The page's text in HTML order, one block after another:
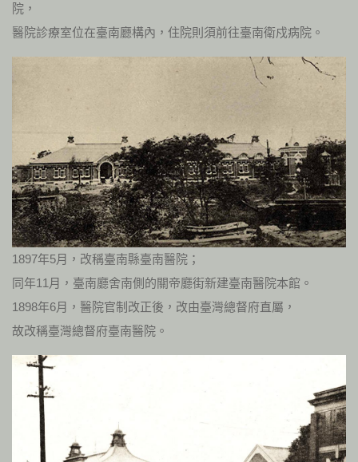
院，
醫院診療室位在臺南廳構內，住院則須前往臺南衛戍病院。
1897年5月，改稱臺南縣臺南醫院；
同年11月，臺南廳舍南側的關帝廳街新建臺南醫院本館。
1898年6月，醫院官制改正後，改由臺灣總督府直屬，
故改稱臺灣總督府臺南醫院。